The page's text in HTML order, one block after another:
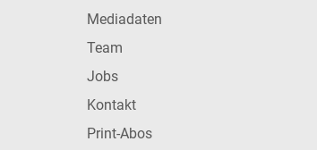
Mediadaten
Team
Jobs
Kontakt
Print-Abos